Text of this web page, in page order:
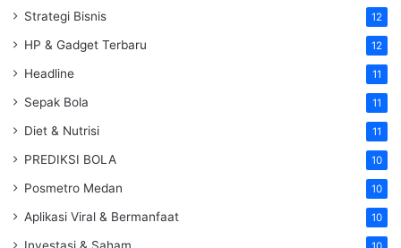
Strategi Bisnis 12
HP & Gadget Terbaru 12
Headline 11
Sepak Bola 11
Diet & Nutrisi 11
PREDIKSI BOLA 10
Posmetro Medan 10
Aplikasi Viral & Bermanfaat 10